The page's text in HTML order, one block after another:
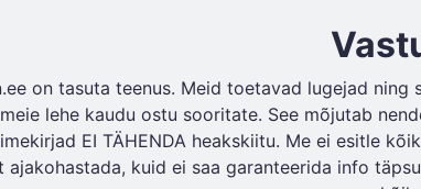
on tasuta teenus. Meid toetavad lugejad
lehe kaudu ostu sooritate. See mõjutab
EI TÄHENDA heakskiitu. Me ei esitle
ajakohastada, kuid ei saa garanteerida info